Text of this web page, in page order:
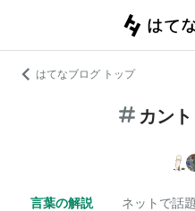
はてなブログ トップ
カン
言葉の解説 ネットで話題